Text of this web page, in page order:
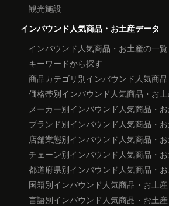
観光施設
インバウンド人気商品・お土産データ
インバウンド人気商品・お土産の一覧
キーワードから探す
商品カテゴリ別インバウンド人気商
価格帯別インバウンド人気商品・お
メーカー別インバウンド人気商品・
ブランド別インバウンド人気商品・
店舗業態別インバウンド人気商品・
チェーン別インバウンド人気商品・
都道府県別インバウンド人気商品・
国籍別インバウンド人気商品・お土産
言語別インバウンド人気商品・お土産